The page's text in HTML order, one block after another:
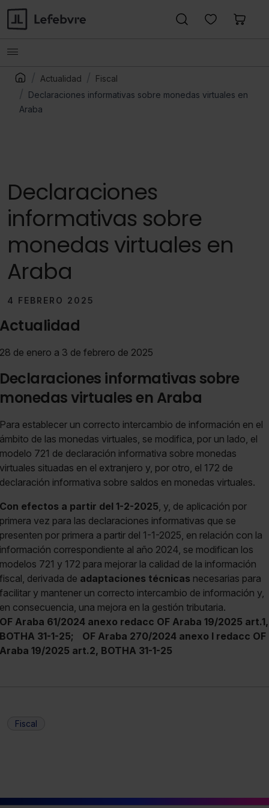
Actualidad
Fiscal
Declaraciones informativas sobre monedas virtuales en
Araba
Declaraciones
informativas sobre
monedas virtuales en
Araba
4 FEBRERO 2025
Actualidad
28 de enero a 3 de febrero de 2025
Declaraciones informativas sobre
monedas virtuales en Araba
Para establecer un correcto intercambio de información en el
ámbito de las monedas virtuales, se modifica, por un lado, el
modelo 721 de declaración informativa sobre monedas
virtuales situadas en el extranjero y, por otro, el 172 de
declaración informativa sobre saldos en monedas virtuales.
Con efectos a partir del 1-2-2025, y, de aplicación por
primera vez para las declaraciones informativas que se
presenten por primera a partir del 1-1-2025, en relación con la
información correspondiente al año 2024, se modifican los
modelos 721 y 172 para mejorar la calidad de la información
fiscal, derivada de adaptaciones técnicas necesarias para
facilitar y mantener un correcto intercambio de información y,
en consecuencia, una mejora en la gestión tributaria.
OF Araba 61/2024 anexo redacc OF Araba 19/2025 art.1,
BOTHA 31-1-25;
OF Araba 270/2024 anexo I redacc OF
Araba 19/2025 art.2, BOTHA 31-1-25
Fiscal